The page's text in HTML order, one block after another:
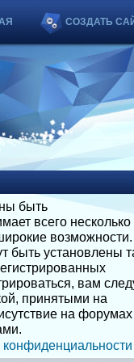
СОЗДАТЬ
быть
всего несколько
возможности.
быть установлены
вам
принятыми на
на форумах